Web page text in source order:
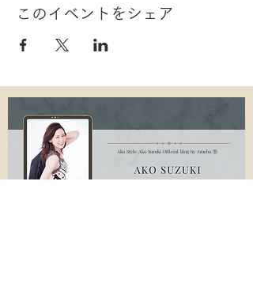
このイベントをシェア
Ako Style Ako Suzuki Official blog by Ameba Ⓡ